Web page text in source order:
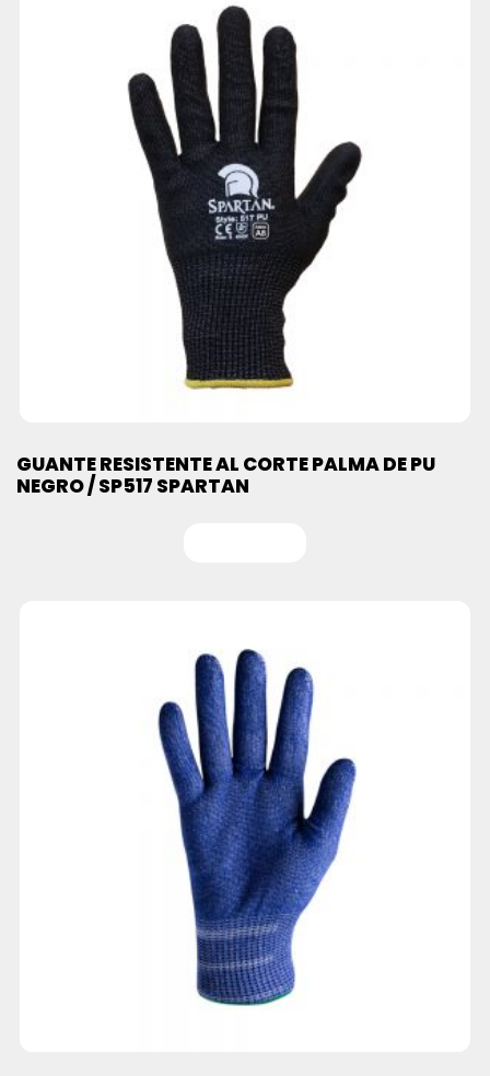
GUANTE RESISTENTE AL CORTE PALMA DE PU
NEGRO / SP517 SPARTAN